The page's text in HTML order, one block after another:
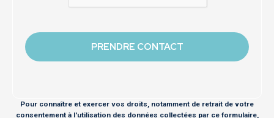
Pour connaître et exercer vos droits, notamment de retrait de votre
consentement à l'utilisation des données collectées par ce formulaire,